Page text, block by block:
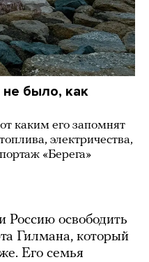
не было, как
каким его запомнят
электричества,
«Берега»
освободить
Гилмана, который
Его семья